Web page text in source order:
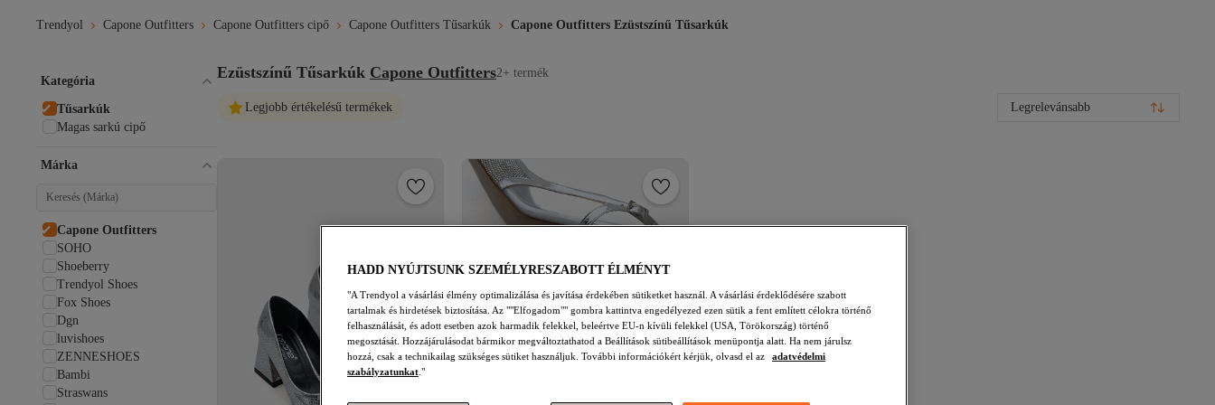
Trendyol Capone Outfitters Capone Outfitters cipő Capone Outfitters Tűsarkúk Capone Outfitters Ezüstszínű Tűsarkúk
Ezüstszínű Tűsarkúk Capone Outfitters2+ termék
Legjobb értékelésű termékek Legrelevánsabb
Kategória
Tűsarkúk
Magas sarkú cipő
Márka
Capone Outfitters
SOHO
Shoeberry
Trendyol Shoes
Fox Shoes
Dgn
luvishoes
ZENNESHOES
Bambi
Straswans
HADD NYÚJTSUNK SZEMÉLYRESZABOTT ÉLMÉNYT
"A Trendyol a vásárlási élmény optimalizálása és javítása érdekében sütiketket használ. A vásárlási érdeklődésére szabott
tartalmak és hirdetések biztosítása. Az ""Elfogadom"" gombra kattintva engedélyezed ezen sütik a fent említett célokra történő
felhasználását, és adott esetben azok harmadik felekkel, beleértve EU-n kívüli felekkel (USA, Törökország) történő
megosztását. Hozzájárulásodat bármikor megváltoztathatod a Beállítások sütibeállítások menüpontja alatt. Ha nem járulsz
hozzá, csak a technikailag szükséges sütiket használjuk. További információkért kérjük, olvasd el az
adatvédelmi
szabályzatunkat ."